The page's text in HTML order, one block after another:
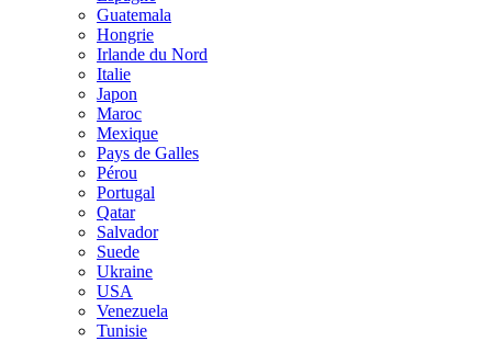
Guatemala
Hongrie
Irlande du Nord
Italie
Japon
Maroc
Mexique
Pays de Galles
Pérou
Portugal
Qatar
Salvador
Suede
Ukraine
USA
Venezuela
Tunisie